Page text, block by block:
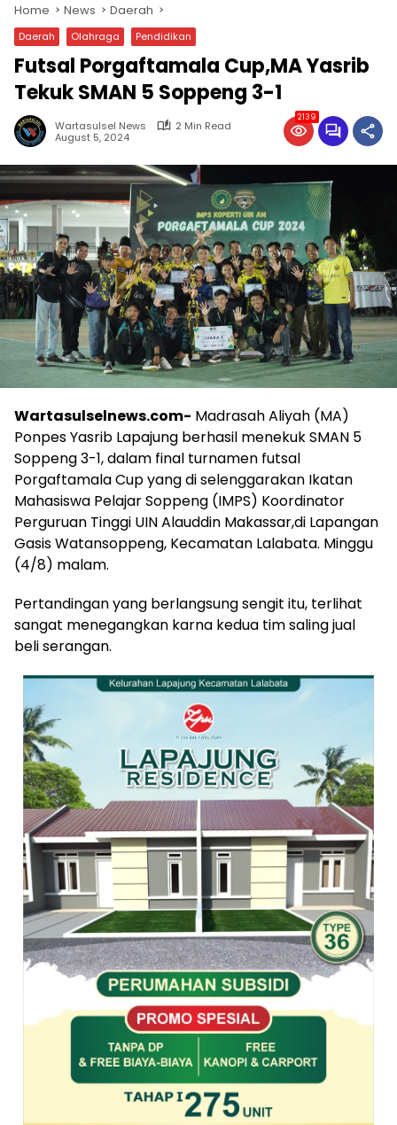
Home News Daerah
Daerah Olahraga Pendidikan
Futsal Porgaftamala Cup,MA Yasrib
Tekuk SMAN 5 Soppeng 3-1
Wartasulsel News
2 Min Read
August 5, 2024
2139
Wartasulselnews.com- Madrasah Aliyah (MA)
Ponpes Yasrib Lapajung berhasil menekuk SMAN 5
Soppeng 3-1, dalam final turnamen futsal
Porgaftamala Cup yang di selenggarakan Ikatan
Mahasiswa Pelajar Soppeng (IMPS) Koordinator
Perguruan Tinggi UIN Alauddin Makassar,di Lapangan
Gasis Watansoppeng, Kecamatan Lalabata. Minggu
(4/8) malam.
Pertandingan yang berlangsung sengit itu, terlihat
sangat menegangkan karna kedua tim saling jual
beli serangan.